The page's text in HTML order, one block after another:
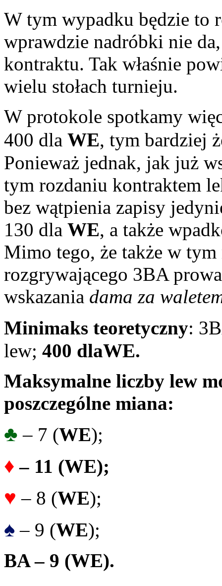
W tym wypadku będzie to
wprawdzie nadróbki nie
kontraktu. Tak właśnie
wielu stołach turnieju.
W protokole spotkamy
400 dla WE, tym bardziej
Ponieważ jednak, jak już
tym rozdaniu kontraktem
bez wątpienia zapisy
130 dla WE, a także
Mimo tego, że także w tym
rozgrywającego 3BA
wskazania dama za
Minimaks teoretyczny:
lew; 400 dlaWE.
Maksymalne liczby lew
poszczególne miana:
♣ – 7 (WE);
♦ – 11 (WE);
♥ – 8 (WE);
♠ – 9 (WE);
BA – 9 (WE).